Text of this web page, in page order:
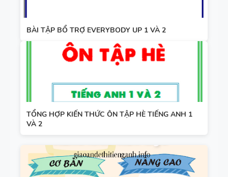
BÀI TẬP BỔ TRỢ EVERYBODY UP 1 VÀ 2
TỔNG HỢP KIẾN THỨC ÔN TẬP HÈ TIẾNG ANH 1
VÀ 2